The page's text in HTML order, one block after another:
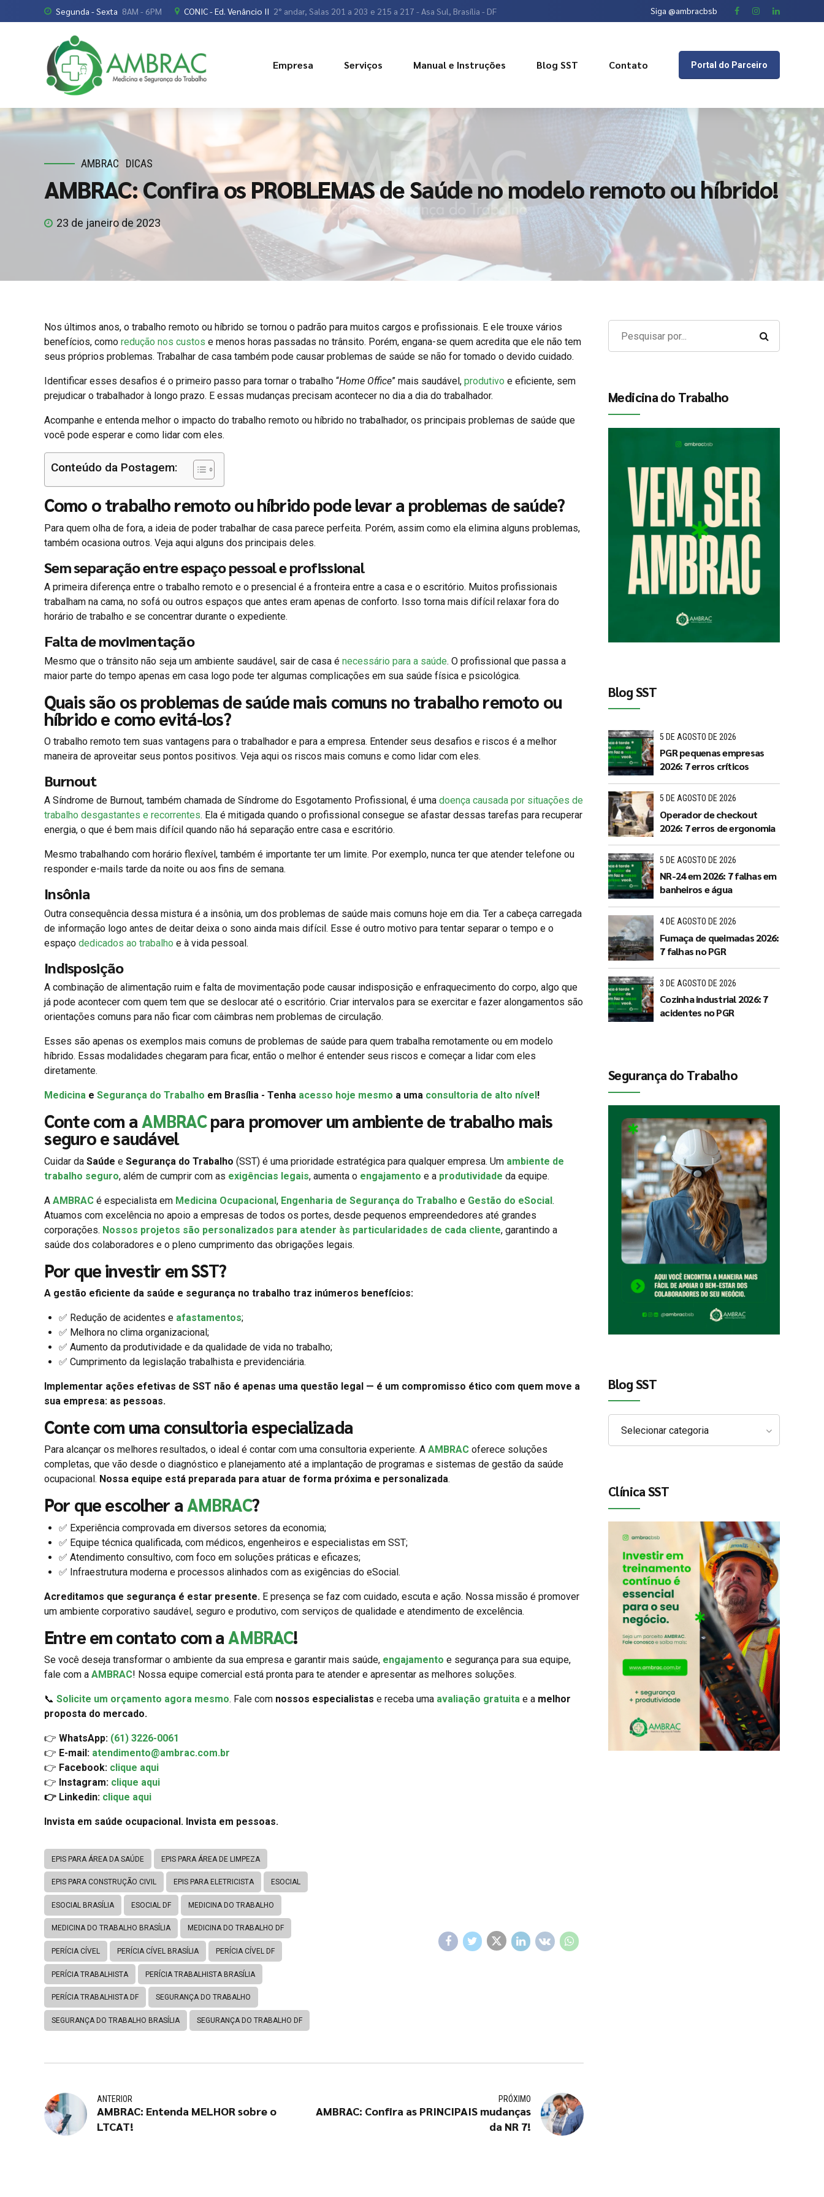
Segunda - Sexta 8AM - 6PM CONIC - Ed. Venâncio II 2° andar, Salas 201 a 203 e 215 a 217 - Asa Sul, Brasília - DF Siga @ambracbsb
Portal do Parceiro
Empresa Serviços Manual e Instruções Blog SST Contato
AMBRAC DICAS
AMBRAC: Confira os PROBLEMAS de Saúde no modelo remoto ou híbrido!
23 de janeiro de 2023
Nos últimos anos, o trabalho remoto ou híbrido se tornou o padrão para muitos cargos e profissionais. E ele trouxe vários
benefícios, como redução nos custos e menos horas passadas no trânsito. Porém, engana-se quem acredita que ele não tem
seus próprios problemas. Trabalhar de casa também pode causar problemas de saúde se não for tomado o devido cuidado.
Identificar esses desafios é o primeiro passo para tornar o trabalho “Home Office” mais saudável, produtivo e eficiente, sem
prejudicar o trabalhador à longo prazo. E essas mudanças precisam acontecer no dia a dia do trabalhador.
Acompanhe e entenda melhor o impacto do trabalho remoto ou híbrido no trabalhador, os principais problemas de saúde que
você pode esperar e como lidar com eles.
Conteúdo da Postagem:
Como o trabalho remoto ou híbrido pode levar a problemas de saúde?
Para quem olha de fora, a ideia de poder trabalhar de casa parece perfeita. Porém, assim como ela elimina alguns problemas,
também ocasiona outros. Veja aqui alguns dos principais deles.
Sem separação entre espaço pessoal e profissional
A primeira diferença entre o trabalho remoto e o presencial é a fronteira entre a casa e o escritório. Muitos profissionais
trabalham na cama, no sofá ou outros espaços que antes eram apenas de conforto. Isso torna mais difícil relaxar fora do
horário de trabalho e se concentrar durante o expediente.
Falta de movimentação
Mesmo que o trânsito não seja um ambiente saudável, sair de casa é necessário para a saúde. O profissional que passa a
maior parte do tempo apenas em casa logo pode ter algumas complicações em sua saúde física e psicológica.
Quais são os problemas de saúde mais comuns no trabalho remoto ou
híbrido e como evitá-los?
O trabalho remoto tem suas vantagens para o trabalhador e para a empresa. Entender seus desafios e riscos é a melhor
maneira de aproveitar seus pontos positivos. Veja aqui os riscos mais comuns e como lidar com eles.
Burnout
A Síndrome de Burnout, também chamada de Síndrome do Esgotamento Profissional, é uma doença causada por situações de
trabalho desgastantes e recorrentes. Ela é mitigada quando o profissional consegue se afastar dessas tarefas para recuperar
energia, o que é bem mais difícil quando não há separação entre casa e escritório.
Mesmo trabalhando com horário flexível, também é importante ter um limite. Por exemplo, nunca ter que atender telefone ou
responder e-mails tarde da noite ou aos fins de semana.
Insônia
Outra consequência dessa mistura é a insônia, um dos problemas de saúde mais comuns hoje em dia. Ter a cabeça carregada
de informação logo antes de deitar deixa o sono ainda mais difícil. Esse é outro motivo para tentar separar o tempo e o
espaço dedicados ao trabalho e à vida pessoal.
Indisposição
A combinação de alimentação ruim e falta de movimentação pode causar indisposição e enfraquecimento do corpo, algo que
já pode acontecer com quem tem que se deslocar até o escritório. Criar intervalos para se exercitar e fazer alongamentos são
orientações comuns para não ficar com câimbras nem problemas de circulação.
Esses são apenas os exemplos mais comuns de problemas de saúde para quem trabalha remotamente ou em modelo
híbrido. Essas modalidades chegaram para ficar, então o melhor é entender seus riscos e começar a lidar com eles
diretamente.
Medicina e Segurança do Trabalho em Brasília - Tenha acesso hoje mesmo a uma consultoria de alto nível !
Conte com aAMBRACpara promover um ambiente de trabalho mais
seguro e saudável
Cuidar da Saúde e Segurança do Trabalho (SST) é uma prioridade estratégica para qualquer empresa. Um ambiente de
trabalho seguro, além de cumprir com as exigências legais, aumenta o engajamento e a produtividade da equipe.
A AMBRAC é especialista em Medicina Ocupacional, Engenharia de Segurança do Trabalho e Gestão do eSocial.
Atuamos com excelência no apoio a empresas de todos os portes, desde pequenos empreendedores até grandes
corporações. Nossos projetos são personalizados para atender às particularidades de cada cliente, garantindo a
saúde dos colaboradores e o pleno cumprimento das obrigações legais.
Por que investir em SST?
A gestão eficiente da saúde e segurança no trabalho traz inúmeros benefícios:
✅ Redução de acidentes e afastamentos;
✅ Melhora no clima organizacional;
✅ Aumento da produtividade e da qualidade de vida no trabalho;
✅ Cumprimento da legislação trabalhista e previdenciária.
Implementar ações efetivas de SST não é apenas uma questão legal — é um compromisso ético com quem move a
sua empresa: as pessoas.
Conte com uma consultoria especializada
Para alcançar os melhores resultados, o ideal é contar com uma consultoria experiente. A AMBRAC oferece soluções
completas, que vão desde o diagnóstico e planejamento até a implantação de programas e sistemas de gestão da saúde
ocupacional. Nossa equipe está preparada para atuar de forma próxima e personalizada.
Por que escolher aAMBRAC?
✅ Experiência comprovada em diversos setores da economia;
✅ Equipe técnica qualificada, com médicos, engenheiros e especialistas em SST;
✅ Atendimento consultivo, com foco em soluções práticas e eficazes;
✅ Infraestrutura moderna e processos alinhados com as exigências do eSocial.
Acreditamos que segurança é estar presente. E presença se faz com cuidado, escuta e ação. Nossa missão é promover
um ambiente corporativo saudável, seguro e produtivo, com serviços de qualidade e atendimento de excelência.
Entre em contato com aAMBRAC!
Se você deseja transformar o ambiente da sua empresa e garantir mais saúde, engajamento e segurança para sua equipe,
fale com a AMBRAC! Nossa equipe comercial está pronta para te atender e apresentar as melhores soluções.
📞 Solicite um orçamento agora mesmo. Fale com nossos especialistas e receba uma avaliação gratuita e a melhor
proposta do mercado.
👉 WhatsApp: (61) 3226-0061
👉 E-mail: atendimento@ambrac.com.br
👉 Facebook: clique aqui
👉 Instagram: clique aqui
👉 Linkedin: clique aqui
Invista em saúde ocupacional. Invista em pessoas.
EPIS PARA ÁREA DA SAÚDE EPIS PARA ÁREA DE LIMPEZA
EPIS PARA CONSTRUÇÃO CIVIL EPIS PARA ELETRICISTA ESOCIAL
ESOCIAL BRASÍLIA ESOCIAL DF MEDICINA DO TRABALHO
MEDICINA DO TRABALHO BRASÍLIA MEDICINA DO TRABALHO DF
PERÍCIA CÍVEL PERÍCIA CÍVEL BRASÍLIA PERÍCIA CÍVEL DF
PERÍCIA TRABALHISTA PERÍCIA TRABALHISTA BRASÍLIA
PERÍCIA TRABALHISTA DF SEGURANÇA DO TRABALHO
SEGURANÇA DO TRABALHO BRASÍLIA SEGURANÇA DO TRABALHO DF
ANTERIOR
AMBRAC: Entenda MELHOR sobre o
LTCAT!
PRÓXIMO
AMBRAC: Confira as PRINCIPAIS mudanças
da NR 7!
Medicina do Trabalho
Blog SST
5 DE AGOSTO DE 2026
PGR pequenas empresas
2026: 7 erros críticos
5 DE AGOSTO DE 2026
Operador de checkout
2026: 7 erros de ergonomia
5 DE AGOSTO DE 2026
NR-24 em 2026: 7 falhas em
banheiros e água
4 DE AGOSTO DE 2026
Fumaça de queimadas 2026:
7 falhas no PGR
3 DE AGOSTO DE 2026
Cozinha industrial 2026: 7
acidentes no PGR
Segurança do Trabalho
Blog SST
Selecionar categoria
Clínica SST